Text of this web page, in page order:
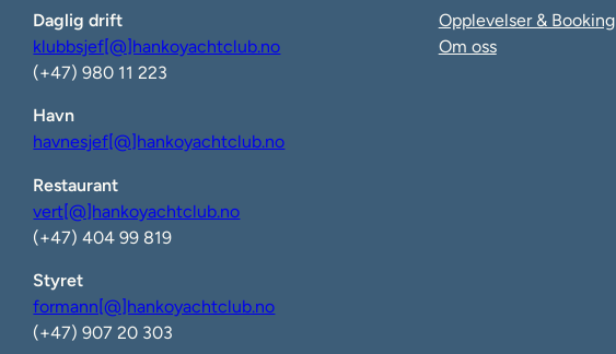
Daglig drift
klubbsjef[@]hankoyachtclub.no
(+47) 980 11 223
Havn
havnesjef[@]hankoyachtclub.no
Restaurant
vert[@]hankoyachtclub.no
(+47) 404 99 819
Styret
formann[@]hankoyachtclub.no
(+47) 907 20 303
Opplevelser & Booking
Om oss